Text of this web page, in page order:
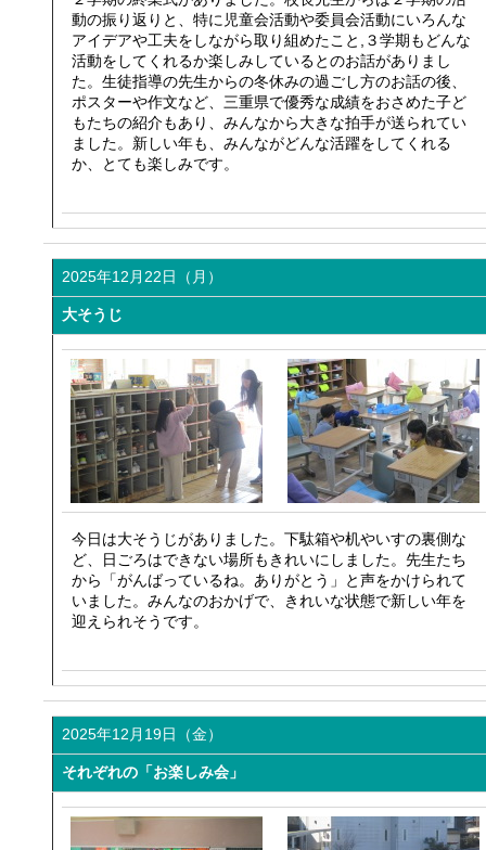
動の振り返りと、特に児童会活動や委員会活動にいろんな
アイデアや工夫をしながら取り組めたこと,３学期もどんな
活動をしてくれるか楽しみしているとのお話がありまし
た。生徒指導の先生からの冬休みの過ごし方のお話の後、
ポスターや作文など、三重県で優秀な成績をおさめた子ど
もたちの紹介もあり、みんなから大きな拍手が送られてい
ました。新しい年も、みんながどんな活躍をしてくれる
か、とても楽しみです。
2025年12月22日（月）
大そうじ
今日は大そうじがありました。下駄箱や机やいすの裏側な
ど、日ごろはできない場所もきれいにしました。先生たち
から「がんばっているね。ありがとう」と声をかけられて
いました。みんなのおかげで、きれいな状態で新しい年を
迎えられそうです。
2025年12月19日（金）
それぞれの「お楽しみ会」